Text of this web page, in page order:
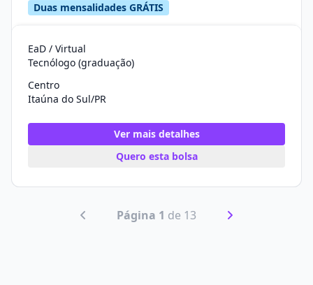
Duas mensalidades GRÁTIS
EaD / Virtual
Tecnólogo (graduação)
Centro
Itaúna do Sul/PR
Ver mais detalhes
Quero esta bolsa
Página 1 de 13